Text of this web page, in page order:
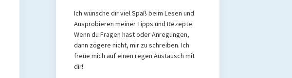
Ich wünsche dir viel Spaß beim Lesen und
Ausprobieren meiner Tipps und Rezepte.
Wenn du Fragen hast oder Anregungen,
dann zögere nicht, mir zu schreiben. Ich
freue mich auf einen regen Austausch mit
dir!